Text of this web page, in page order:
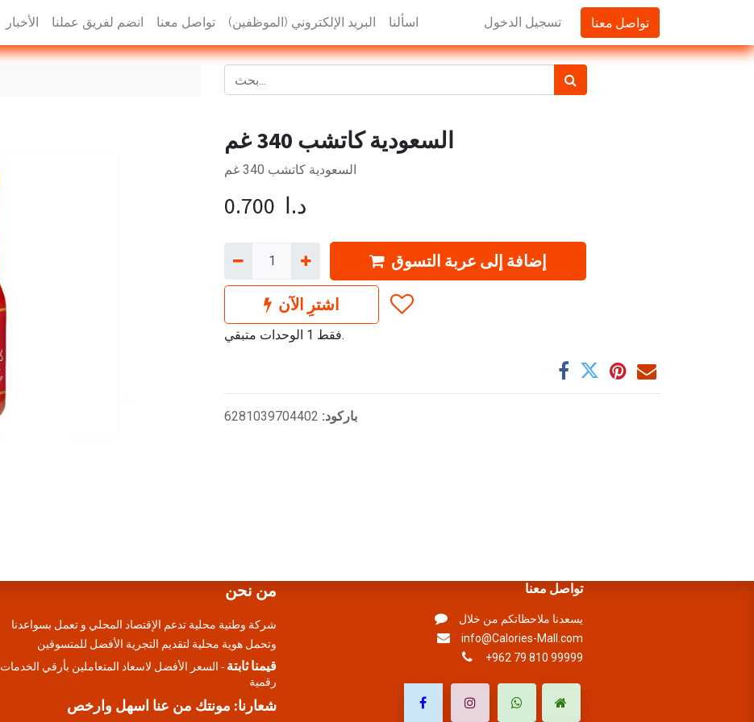
الأخبار انضم لفريق عملنا تواصل معنا البريد الإلكتروني (الموظفين) اسألنا تسجيل الدخول تواصل معنا
السعودية كاتشب 340 غم
السعودية كاتشب 340 غم
0.700 د.ا
إضافة إلى عربة التسوق
اشترِ الآن
فقط 1 الوحدات متبقي.
باركود: 6281039704402
من نحن
شركة وطنية محلية تدعم الإقتصاد المحلي و تعمل بسواعدنا
وتحمل هوية محلية لتقديم التجرية الأفضل للمتسوقين
قيمنا ثابتة - السعر الأفضل لاسعاد المتعاملين بأرقي الخدمات
رقمية
شعارنا: مونتك من عنا اسهل وارخص
تواصل معنا
يسعدنا ملاحظاتكم من خلال
info@Calories-Mall.com
+962 79 810 99999